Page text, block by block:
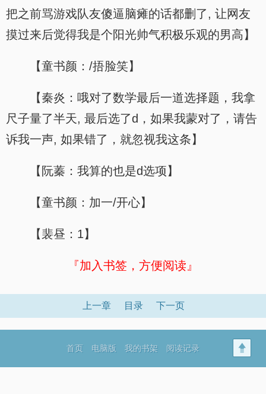
把之前骂游戏队友傻逼脑瘫的话都删了, 让网友
摸过来后觉得我是个阳光帅气积极乐观的男高】
【童书颜：/捂脸笑】
【秦炎：哦对了数学最后一道选择题，我拿
尺子量了半天, 最后选了d，如果我蒙对了，请告
诉我一声, 如果错了，就忽视我这条】
【阮蓁：我算的也是d选项】
【童书颜：加一/开心】
【裴昼：1】
『加入书签，方便阅读』
上一章 目录 下一页
首页 电脑版 我的书架 阅读记录